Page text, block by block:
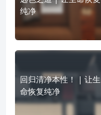
纯净
回归清净本性！ | 让生
命恢复纯净